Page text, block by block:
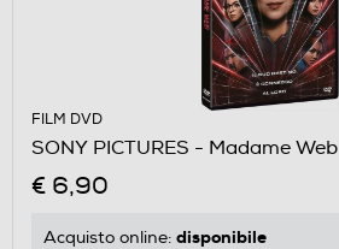
FILM DVD
SONY PICTURES - Madame Web
€ 6,90
Acquisto online: disponibile